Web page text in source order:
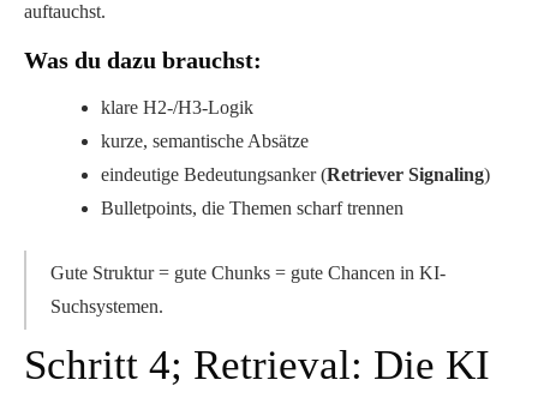
auftauchst.
Was du dazu brauchst:
klare H2-/H3-Logik
kurze, semantische Absätze
eindeutige Bedeutungsanker (Retriever Signaling)
Bulletpoints, die Themen scharf trennen
Gute Struktur = gute Chunks = gute Chancen in KI-
Suchsystemen.
Schritt 4; Retrieval: Die KI